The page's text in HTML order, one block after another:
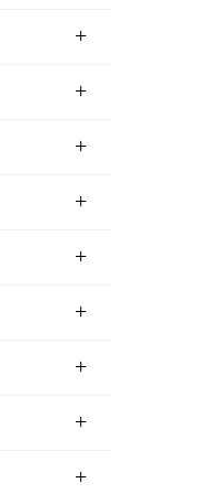
+
+
+
+
+
+
+
+
+